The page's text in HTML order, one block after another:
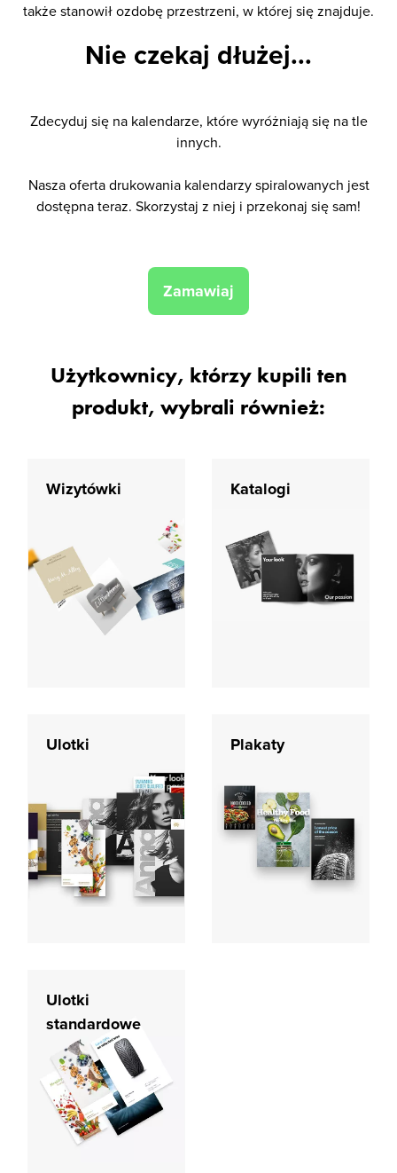
także stanowił ozdobę przestrzeni, w której się znajduje.
Nie czekaj dłużej...
Zdecyduj się na kalendarze, które wyróżniają się na tle
innych.
Nasza oferta drukowania kalendarzy spiralowanych jest
dostępna teraz. Skorzystaj z niej i przekonaj się sam!
Zamawiaj
Użytkownicy, którzy kupili ten
produkt, wybrali również:
Wizytówki Katalogi
Ulotki Plakaty
Ulotki
standardowe